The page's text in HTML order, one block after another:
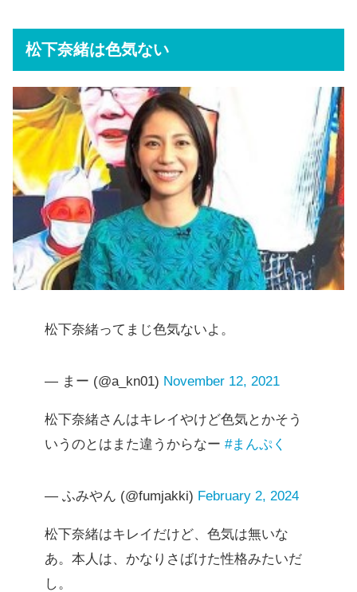
松下奈緒は色気ない
松下奈緒ってまじ色気ないよ。
— まー (@a_kn01) November 12, 2021
松下奈緒さんはキレイやけど色気とかそう
いうのとはまた違うからなー #まんぷく
— ふみやん (@fumjakki) February 2, 2024
松下奈緒はキレイだけど、色気は無いな
あ。本人は、かなりさばけた性格みたいだ
し。